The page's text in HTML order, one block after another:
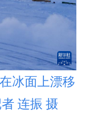
宁夏
عربى
冰面上漂移
连振 摄